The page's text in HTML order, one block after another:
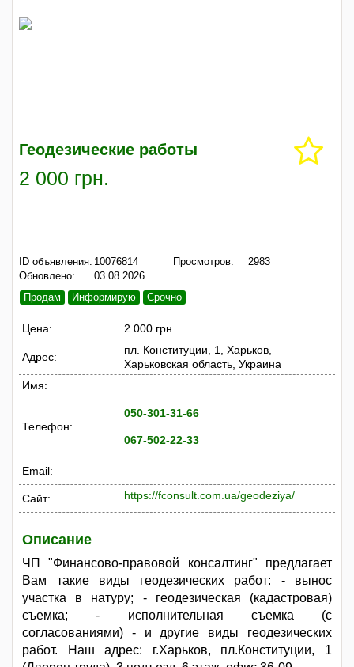
Геодезические работы
2 000 грн.
ID объявления: 10076814
Обновлено:
03.08.2026
Просмотров: 2983
Продам Информирую Срочно
Цена: 2 000 грн.
Адрес:
пл. Конституции, 1, Харьков,
Харьковская область, Украина
Имя:
Телефон:
050-301-31-66
067-502-22-33
Email:
Сайт: https://fconsult.com.ua/geodeziya/
Описание
ЧП "Финансово-правовой консалтинг" предлагает
Вам такие виды геодезических работ: - вынос
участка в натуру; - геодезическая (кадастровая)
съемка; - исполнительная съемка (с
согласованиями) - и другие виды геодезических
работ. Наш адрес: г.Харьков, пл.Конституции, 1